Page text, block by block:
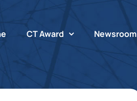
CT Award Newsroom